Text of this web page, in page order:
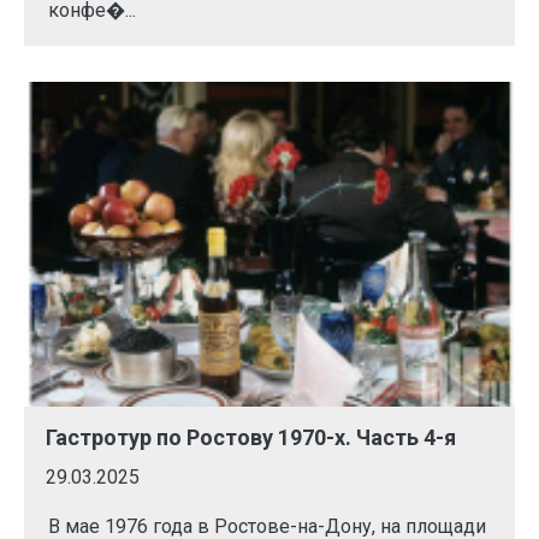
конфе�...
Гастротур по Ростову 1970-х. Часть 4-я
29.03.2025
В мае 1976 года в Ростове-на-Дону, на площади